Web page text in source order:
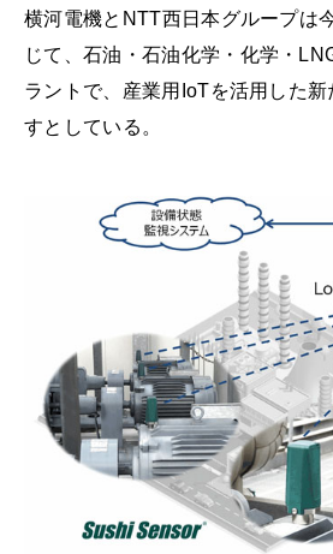
横河電機とNTT西日本グループは
じて、石油・石油化学・化学・
ラントで、産業用IoTを活用した
すとしている。